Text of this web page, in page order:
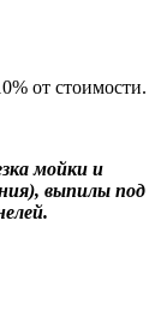
от стоимости.
мойки и
выпилы под